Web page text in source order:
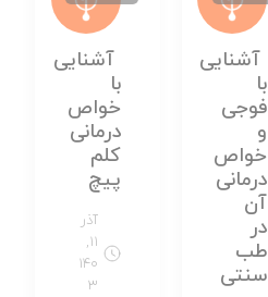
آشنایی
با
فوجی
و
خواص
درمانی
آن
در
طب
سنتی
آشنایی
با
خواص
درمانی
کلم
پیچ
آذر
۱۱,
۱۴۰
۳